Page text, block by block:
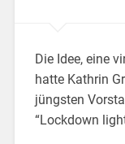
Die Idee, eine
hatte Kathrin
jüngsten
“Lockdown